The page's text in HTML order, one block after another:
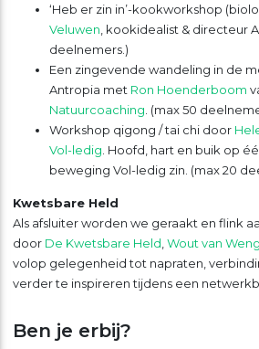
‘Heb er zin in’-kookworkshop
Veluwen , kookidealist & directeur
deelnemers.)
Een zingevende wandeling in de
Antropia met Ron Hoenderboom
Natuurcoaching . (max 50
Workshop qigong / tai chi door
Vol-ledig . Hoofd, hart en buik op
beweging Vol-ledig zin. (max 20
Kwetsbare Held
Als afsluiter worden we geraakt en flink
door De Kwetsbare Held,Wout van
volop gelegenheid tot napraten,
verder te inspireren tijdens een
Ben je erbij?